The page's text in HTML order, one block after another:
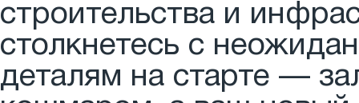
строительства и
столкнетесь с
деталям на старте —